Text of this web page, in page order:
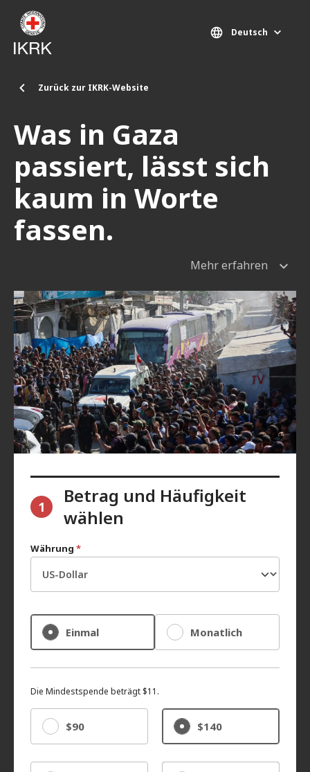
Direkt zum Inhalt
Zurück zur IKRK-Website
Deutsch
Was in Gaza
passiert, lässt sich
kaum in Worte
fassen.
Mehr erfahren
1
Betrag und Häufigkeit
wählen
Währung *
Einmal Monatlich
Die Mindestspende beträgt $11.
$90 $140